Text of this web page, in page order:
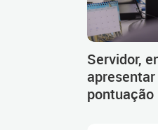
Servidor,
pontuação